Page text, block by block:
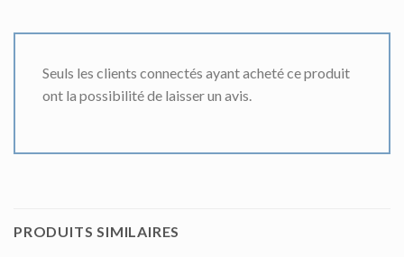
Seuls les clients connectés ayant acheté ce produit
ont la possibilité de laisser un avis.
PRODUITS SIMILAIRES